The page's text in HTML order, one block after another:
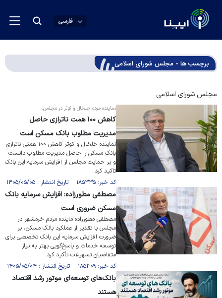
فارسی
برچسب ها - مجلس شورای اسلامی
مجلس شورای اسلامی
نماینده مردم خلخال و کوثر در مجلس:
کاهش ۱۰۰ همت ناترازی حاصل
مدیریت مطلوب بانک مسکن است
نماینده خلخال و کوثر کاهش ۱۰۰ همتی ناترازی
بانک مسکن را حاصل مدیریت مطلوب دانست
و بر حمایت مجلس از افزایش سرمایه این بانک
تاکید کرد.
کد خبر: ۱۸۵۳۳۵ تاریخ انتشار : ۱۴۰۵/۰۵/۰۵
مصطفی مطورزاده: افزایش سرمایه بانک
مسکن ضروری است
مصطفی مطورزاده ماینده مردم خرمشهر در
مجلس با تقدیر از عملکرد بانک مسکن، بر
ضرورت افزایش سرمایه این بانک تخصصی برای
توسعه خدمات و پاسخ‌گویی بهتر به نیاز
متقاضیان تسهیلات تأکید کرد.
کد خبر: ۱۸۵۳۰۹ تاریخ انتشار : ۱۴۰۵/۰۵/۰۴
بانک‌های توسعه‌ای موتور رشد اقتصاد
هستند